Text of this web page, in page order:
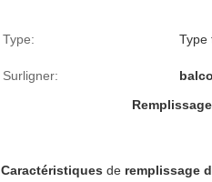
Type: Type
Surligner:
Caractéristiques de remplissage